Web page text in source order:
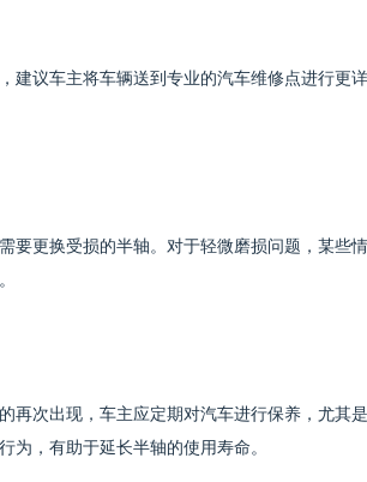
建议车主将车辆送到专业的汽车维修点进行更
要更换受损的半轴。对于轻微磨损问题，某些
再次出现，车主应定期对汽车进行保养，尤其
为，有助于延长半轴的使用寿命。